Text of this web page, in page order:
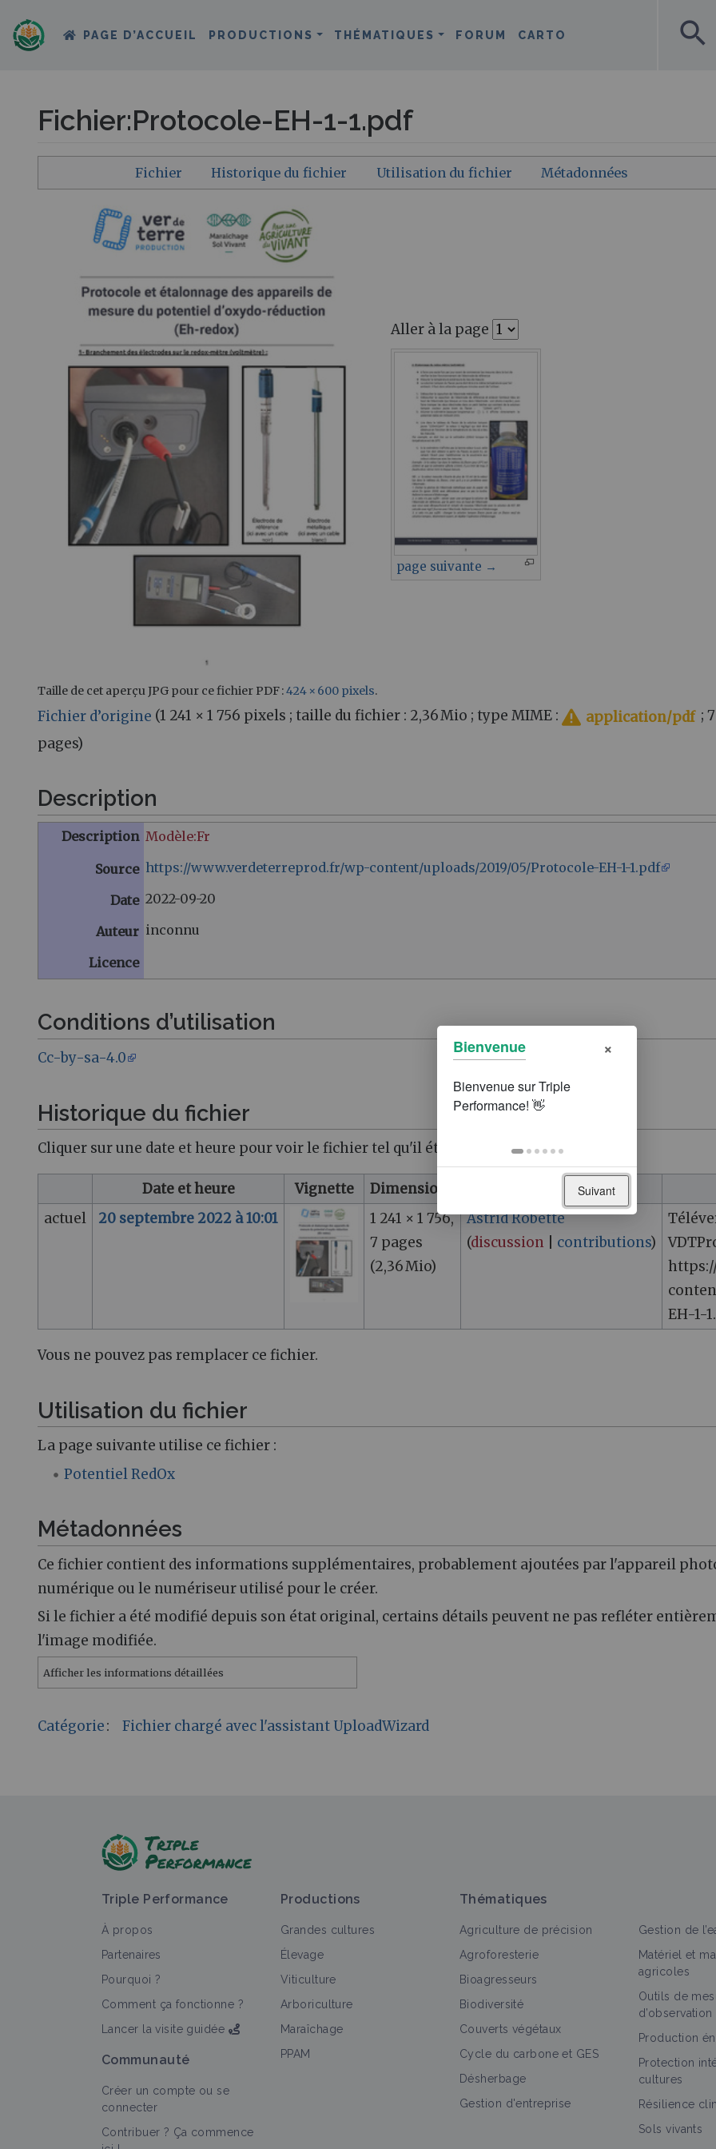
PAGE D’ACCUEIL PRODUCTIONS THÉMATIQUES FORUM CARTO search
Fichier:Protocole-EH-1-1.pdf
navigation,rechercher
Fichier Historique du fichier Utilisation du fichier Métadonnées
Taille de cet aperçu JPG pour ce fichier PDF :424 × 600 pixels.
Aller à la page
page suivante →
Fichier d’origine (1 241 × 1 756 pixels ; taille du fichier : 2,36 Mio ; type MIME : application/pdf ; 7
pages)
Description
Description Modèle:Fr
Source https://www.verdeterreprod.fr/wp-content/uploads/2019/05/Protocole-EH-1-1.pdf
Date 2022-09-20
Auteur inconnu
Licence
Conditions d’utilisation
Cc-by-sa-4.0
Historique du fichier
Cliquer sur une date et heure pour voir le fichier tel qu'il était à ce moment-là.
Date et heure Vignette Dimensions Utilisateur
actuel
20 septembre 2022 à 10:01
1 241 × 1 756,
7 pages
(2,36 Mio)
Astrid Robette
(discussion contributions)
EH-1-
Vous ne pouvez pas remplacer ce fichier.
Utilisation du fichier
La page suivante utilise ce fichier :
Potentiel RedOx
Métadonnées
Ce fichier contient des informations supplémentaires, probablement ajoutées par l'appareil
numérique ou le numériseur utilisé pour le créer.
Si le fichier a été modifié depuis son état original, certains détails peuvent ne pas refléter
l'image modifiée.
Afficher les informations détaillées
Catégorie: Fichier chargé avec l'assistant UploadWizard
Triple Performance
À propos
Partenaires
Pourquoi ?
Comment ça fonctionne ?
Lancer la visite guidée
Communauté
Créer un compte ou se
connecter
Contribuer ? Ça commence
Productions
Grandes cultures
Élevage
Viticulture
Arboriculture
Maraîchage
PPAM
Thématiques
Agriculture de précision
Agroforesterie
Bioagresseurs
Biodiversité
Couverts végétaux
Cycle du carbone et GES
Désherbage
Gestion d'entreprise
Gestion de
Matériel et
agricoles
Outils de
d’observation
Production
Protection
cultures
Résilience
Sols vivants
Bienvenue ×
Suivant